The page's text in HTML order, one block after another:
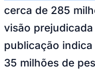
cerca de 285
visão
publicação
35 milhões de